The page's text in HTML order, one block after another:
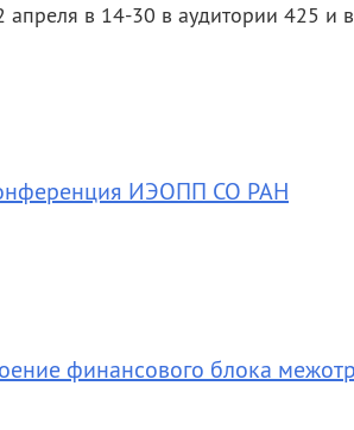
в 14-30 в аудитории 425 и
ИЭОПП СО РАН
финансового блока